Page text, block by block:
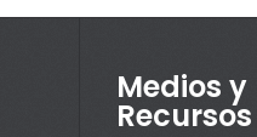
Medios y
Recursos